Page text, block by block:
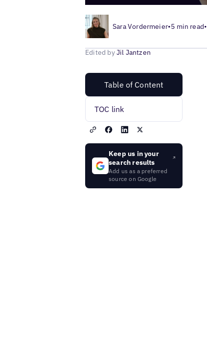
Sara Vordermeier•5 min read•
Edited byJil Jantzen
Table of Content
TOC link
Keep us in your
search results
Add us as a preferred
source on Google